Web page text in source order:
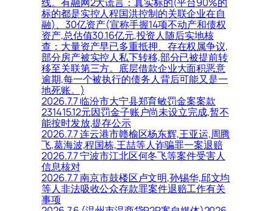
标的都是实控人程国洪控制的关联企业在自
融)、30亿资产(宣称手握14项不动产和债权
资产,总估值30.16亿元,投资人随后实地核
查：大量资产早已多重抵押、存在权属争议,
部分房产被实控人私下转移,部分已被提前转
移至关联第三方。底层借款企业大面积恶意
逾期,每一个被执行的债务人背后可能又是一
地死账。)
2026.7.7 临汾市大宁县郑育敏罚金案案款
231415.12元因罚金子账户尚未设立完成,暂不
能按时发放,提存公示
2026.7.7 连云港市赣榆区杨东辉,王亚运,周腾
飞,葛海波,程国栋,王喆等人诈骗罪一案退赔
2026.7.7 宁波市江北区何冬飞等案件受害人
信息核对
2026.7.7 南京市鼓楼区卢文明,孙锡华,邱文均
等人非法吸收公众存款罪案件退赔工作有关
事项